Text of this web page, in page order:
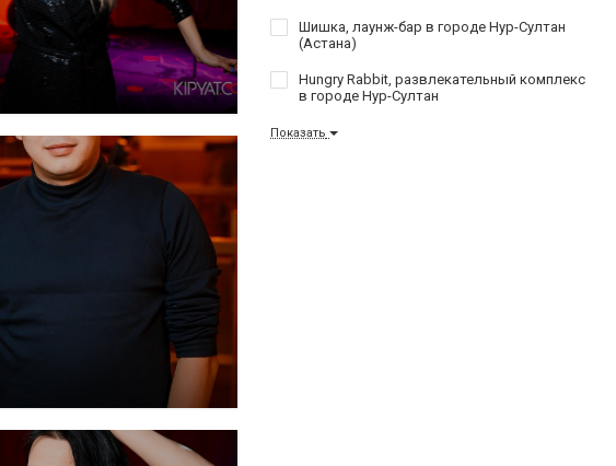
Шишка, лаунж-бар в городе Нур-Султан
(Астана)
Hungry Rabbit, развлекательный комплекс
в городе Нур-Султан
Показать